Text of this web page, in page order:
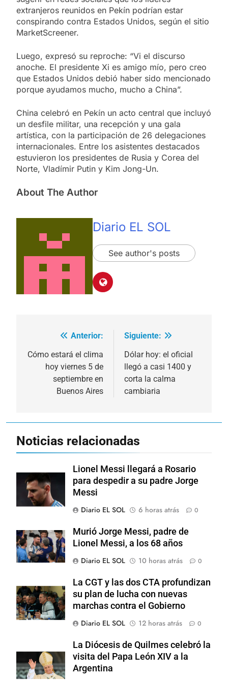
extranjeros reunidos en Pekín podrían estar
conspirando contra Estados Unidos, según el sitio
MarketScreener.
Luego, expresó su reproche: “Vi el discurso
anoche. El presidente Xi es amigo mío, pero creo
que Estados Unidos debió haber sido mencionado
porque ayudamos mucho, mucho a China”.
China celebró en Pekín un acto central que incluyó
un desfile militar, una recepción y una gala
artística, con la participación de 26 delegaciones
internacionales. Entre los asistentes destacados
estuvieron los presidentes de Rusia y Corea del
Norte, Vladímir Putin y Kim Jong-Un.
About The Author
Diario EL SOL
See author's posts
Navegación
de
entradas
Anterior:
Cómo estará el clima
hoy viernes 5 de
septiembre en
Buenos Aires
Siguiente:
Dólar hoy: el oficial
llegó a casi 1400 y
corta la calma
cambiaria
Noticias relacionadas
Lionel Messi llegará a Rosario
para despedir a su padre Jorge
Messi
Diario EL SOL
6 horas atrás 0
Murió Jorge Messi, padre de
Lionel Messi, a los 68 años
Diario EL SOL
10 horas atrás 0
La CGT y las dos CTA profundizan
su plan de lucha con nuevas
marchas contra el Gobierno
Diario EL SOL
12 horas atrás 0
La Diócesis de Quilmes celebró la
visita del Papa León XIV a la
Argentina